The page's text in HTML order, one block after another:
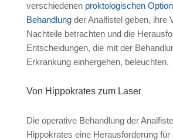
verschiedenen proktologischen
Behandlungder Analfistel geben, ihre
Nachteile betrachten und die
Entscheidungen, die mit der
Erkrankung einhergehen, beleuchten.
Von Hippokrates zum Laser
Die operative Behandlung der
Hippokrates eine Herausforderung für